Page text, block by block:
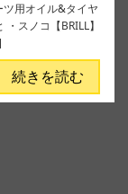
用オイル&タイヤ
スノコ【BRILL】
続きを読む